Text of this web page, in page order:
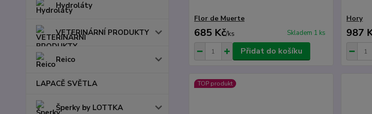
Hydroláty
VETERINÁRNÍ PRODUKTY
Reico
LAPACĚ SVĚTLA
Šperky by LOTTKA
Flor de Muerte
685 Kč/ks Skladem 1 ks
Přidat do košíku
Hory
987
TOP produkt